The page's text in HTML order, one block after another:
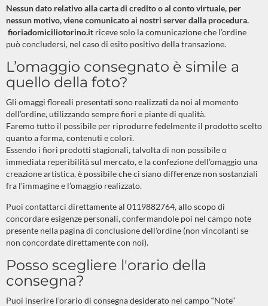
Nessun dato relativo alla carta di credito o al conto virtuale, per
nessun motivo, viene comunicato ai nostri server dalla procedura.
fioriadomiciliotorino.it riceve solo la comunicazione che l’ordine
può concludersi, nel caso di esito positivo della transazione.
L’omaggio consegnato è simile a
quello della foto?
Gli omaggi floreali presentati sono realizzati da noi al momento
dell’ordine, utilizzando sempre fiori e piante di qualità.
Faremo tutto il possibile per riprodurre fedelmente il prodotto scelto
quanto a forma, contenuti e colori.
Essendo i fiori prodotti stagionali, talvolta di non possibile o
immediata reperibilità sul mercato, e la confezione dell’omaggio una
creazione artistica, è possibile che ci siano differenze non sostanziali
fra l’immagine e l’omaggio realizzato.
Puoi contattarci direttamente al 0119882764, allo scopo di
concordare esigenze personali, confermandole poi nel campo note
presente nella pagina di conclusione dell'ordine (non vincolanti se
non concordate direttamente con noi).
Posso scegliere l'orario della
consegna?
Puoi inserire l’orario di consegna desiderato nel campo “Note”